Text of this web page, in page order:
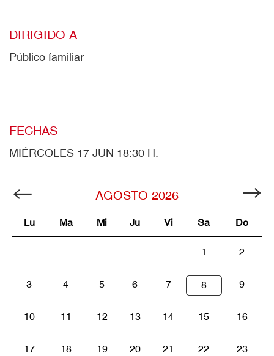
DIRIGIDO A
Público familiar
FECHAS
MIÉRCOLES 17 JUN 18:30 H.
AGOSTO 2026
Lu Ma Mi Ju Vi Sa Do
1 2
3 4 5 6 7 8 9
10 11 12 13 14 15 16
17 18 19 20 21 22 23